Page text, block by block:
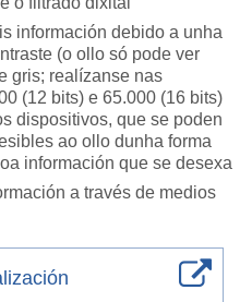
información debido a unha
(o ollo só pode ver
gris; realízanse nas
(12 bits) e 65.000 (16 bits)
dispositivos, que se poden
ao ollo dunha forma
información que se desexa
a través de medios